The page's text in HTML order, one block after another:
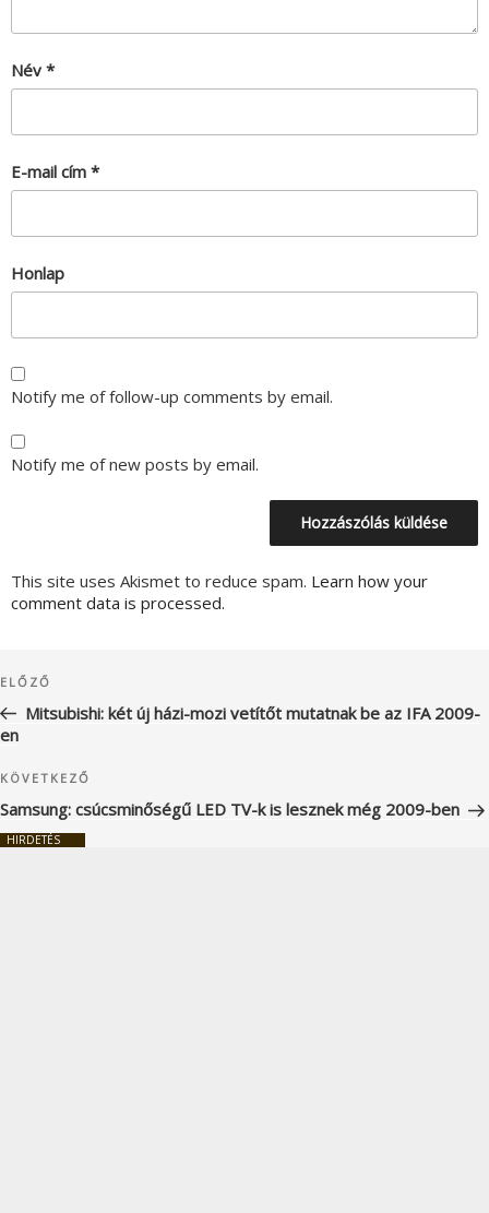
Név *
E-mail cím *
Honlap
Notify me of follow-up comments by email.
Notify me of new posts by email.
This site uses Akismet to reduce spam. Learn how your
comment data is processed.
navigáció
Korábbi
bejegyzés
ELŐZŐ
Mitsubishi: két új házi-mozi vetítőt mutatnak be az IFA 2009-
en
Következő
bejegyzés
KÖVETKEZŐ
Samsung: csúcsminőségű LED TV-k is lesznek még 2009-ben
HIRDETÉS